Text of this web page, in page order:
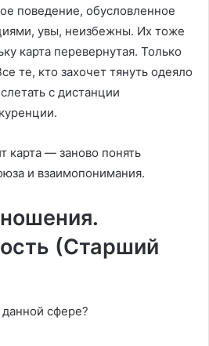
поведение, обусловленное
увы, неизбежны. Их тоже
карта перевернутая. Только
те, кто захочет тянуть одеяло
с дистанции
карта — заново понять
и взаимопонимания.
(Старший
сфере?